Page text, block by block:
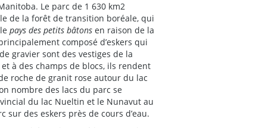
Le parc de 1 630 km2
de la forêt de transition boréale, qui
pays des petits bâtons en raison de la
composé d’eskers qui
gravier sont des vestiges de la
à des champs de blocs, ils rendent
roche de granit rose autour du lac
nombre des lacs du parc se
du lac Nueltin et le Nunavut au
des eskers près de cours d’eau.